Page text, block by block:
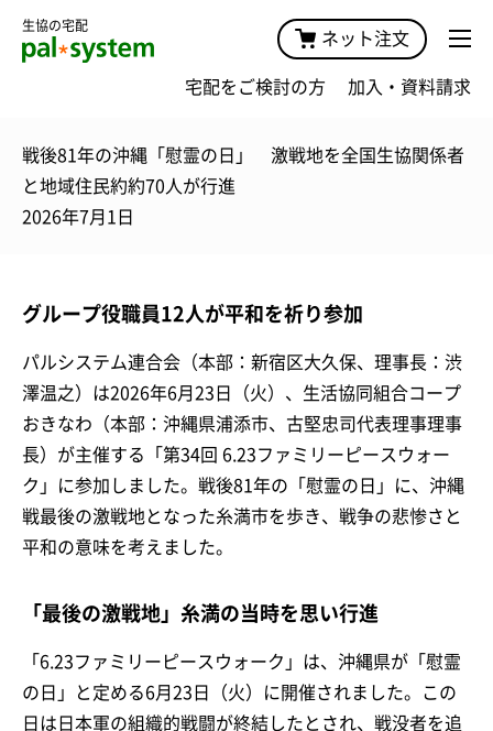
生協の宅配
ネット注文
宅配をご検討の方 加入・資料請求
戦後81年の沖縄「慰霊の日」 激戦地を全国生協関係者
と地域住民約約70人が行進
2026年7月1日
グループ役職員12人が平和を祈り参加
パルシステム連合会（本部：新宿区大久保、理事長：渋
澤温之）は2026年6月23日（火）、生活協同組合コープ
おきなわ（本部：沖縄県浦添市、古堅忠司代表理事理事
長）が主催する「第34回 6.23ファミリーピースウォー
ク」に参加しました。戦後81年の「慰霊の日」に、沖縄
戦最後の激戦地となった糸満市を歩き、戦争の悲惨さと
平和の意味を考えました。
「最後の激戦地」糸満の当時を思い行進
「6.23ファミリーピースウォーク」は、沖縄県が「慰霊
の日」と定める6月23日（火）に開催されました。この
日は日本軍の組織的戦闘が終結したとされ、戦没者を追